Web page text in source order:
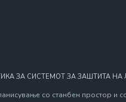
ЗА СИСТЕМОТ ЗА ЗАШТИТА
со станбен простор и